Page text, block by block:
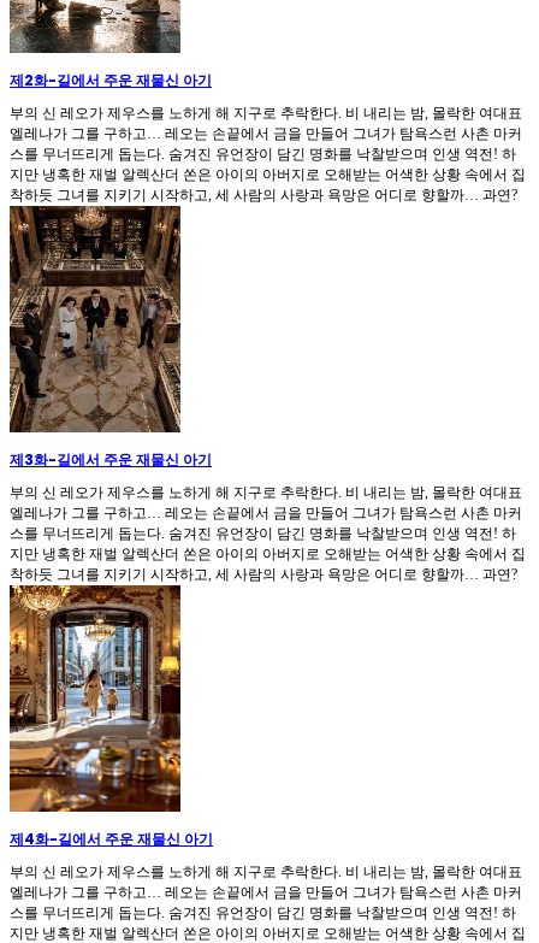
제2화-길에서 주운 재물신 아기
부의 신 레오가 제우스를 노하게 해 지구로 추락한다. 비 내리는 밤, 몰락한 여대표
엘레나가 그를 구하고… 레오는 손끝에서 금을 만들어 그녀가 탐욕스런 사촌 마커
스를 무너뜨리게 돕는다. 숨겨진 유언장이 담긴 명화를 낙찰받으며 인생 역전! 하
지만 냉혹한 재벌 알렉산더 쏜은 아이의 아버지로 오해받는 어색한 상황 속에서 집
착하듯 그녀를 지키기 시작하고, 세 사람의 사랑과 욕망은 어디로 향할까… 과연?
제3화-길에서 주운 재물신 아기
부의 신 레오가 제우스를 노하게 해 지구로 추락한다. 비 내리는 밤, 몰락한 여대표
엘레나가 그를 구하고… 레오는 손끝에서 금을 만들어 그녀가 탐욕스런 사촌 마커
스를 무너뜨리게 돕는다. 숨겨진 유언장이 담긴 명화를 낙찰받으며 인생 역전! 하
지만 냉혹한 재벌 알렉산더 쏜은 아이의 아버지로 오해받는 어색한 상황 속에서 집
착하듯 그녀를 지키기 시작하고, 세 사람의 사랑과 욕망은 어디로 향할까… 과연?
제4화-길에서 주운 재물신 아기
부의 신 레오가 제우스를 노하게 해 지구로 추락한다. 비 내리는 밤, 몰락한 여대표
엘레나가 그를 구하고… 레오는 손끝에서 금을 만들어 그녀가 탐욕스런 사촌 마커
스를 무너뜨리게 돕는다. 숨겨진 유언장이 담긴 명화를 낙찰받으며 인생 역전! 하
지만 냉혹한 재벌 알렉산더 쏜은 아이의 아버지로 오해받는 어색한 상황 속에서 집